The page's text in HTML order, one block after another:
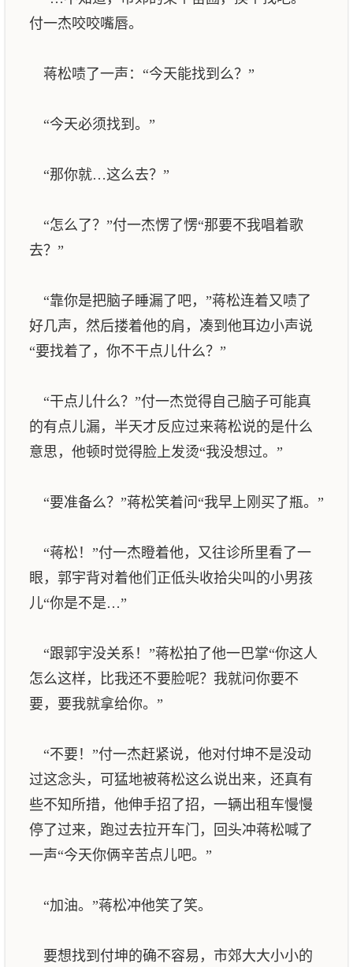
付一杰咬咬嘴唇。
蒋松啧了一声：“今天能找到么？”
“今天必须找到。”
“那你就…这么去？”
“怎么了？”付一杰愣了愣“那要不我唱着歌
去？”
“靠你是把脑子睡漏了吧，”蒋松连着又啧了
好几声，然后搂着他的肩，凑到他耳边小声说
“要找着了，你不干点儿什么？”
“干点儿什么？”付一杰觉得自己脑子可能真
的有点儿漏，半天才反应过来蒋松说的是什么
意思，他顿时觉得脸上发烫“我没想过。”
“要准备么？”蒋松笑着问“我早上刚买了瓶。”
“蒋松！”付一杰瞪着他，又往诊所里看了一
眼，郭宇背对着他们正低头收拾尖叫的小男孩
儿“你是不是…”
“跟郭宇没关系！”蒋松拍了他一巴掌“你这人
怎么这样，比我还不要脸呢？我就问你要不
要，要我就拿给你。”
“不要！”付一杰赶紧说，他对付坤不是没动
过这念头，可猛地被蒋松这么说出来，还真有
些不知所措，他伸手招了招，一辆出租车慢慢
停了过来，跑过去拉开车门，回头冲蒋松喊了
一声“今天你俩辛苦点儿吧。”
“加油。”蒋松冲他笑了笑。
要想找到付坤的确不容易，市郊大大小小的